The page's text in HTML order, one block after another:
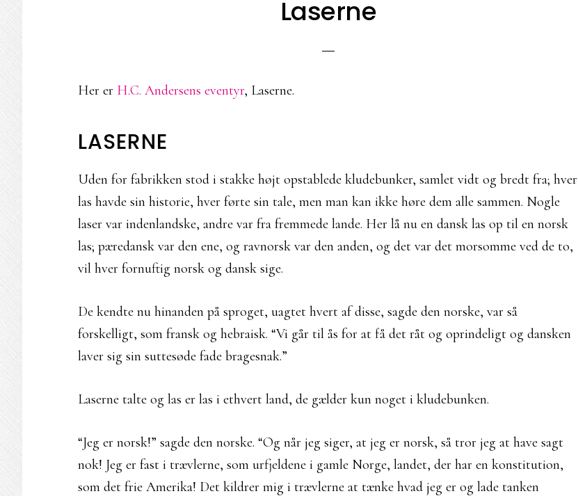
Laserne
Her er H.C. Andersens eventyr, Laserne.
LASERNE
Uden for fabrikken stod i stakke højt opstablede kludebunker, samlet vidt og bredt fra; hver
las havde sin historie, hver førte sin tale, men man kan ikke høre dem alle sammen. Nogle
laser var indenlandske, andre var fra fremmede lande. Her lå nu en dansk las op til en norsk
las; pæredansk var den ene, og ravnorsk var den anden, og det var det morsomme ved de to,
vil hver fornuftig norsk og dansk sige.
De kendte nu hinanden på sproget, uagtet hvert af disse, sagde den norske, var så
forskelligt, som fransk og hebraisk. “Vi går til ås for at få det råt og oprindeligt og dansken
laver sig sin suttesøde fade bragesnak.”
Laserne talte og las er las i ethvert land, de gælder kun noget i kludebunken.
“Jeg er norsk!” sagde den norske. “Og når jeg siger, at jeg er norsk, så tror jeg at have sagt
nok! Jeg er fast i trævlerne, som urfjeldene i gamle Norge, landet, der har en konstitution,
som det frie Amerika! Det kildrer mig i trævlerne at tænke hvad jeg er og lade tanken